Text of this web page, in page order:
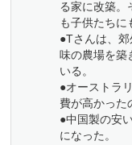
る家に改築。
も子供たちに
●Tさんは、
味の農場を築
いる。
●オーストラ
費が高かった
●中国製の安
になった。